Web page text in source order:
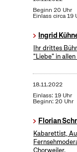
Beginn 20 Uhr
Einlass circa 19
Ingrid
Ihr drittes
"Liebe" in
18.11.2022
Einlass: 19 Uhr
Beginn: 20 Uhr
Florian
Kabarettist,